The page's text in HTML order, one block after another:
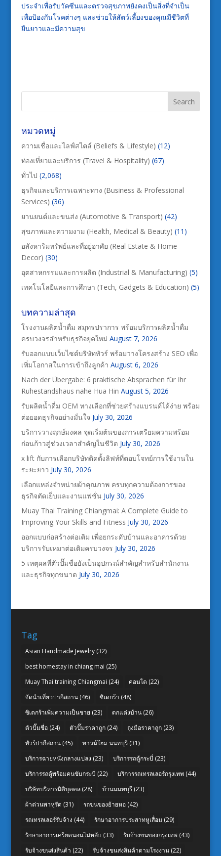
ประจำเพื่อรับวัคซีนและตรวจสุขภาพยังคงเป็นสิ่งที่จำเป็น
เพื่อป้องกันโรคต่างๆ และช่วยให้สัตว์เลี้ยงของคุณมีชีวิตที่
ยืนยาวและมีความสุข
หมวดหมู่
ความเชื่อและไลฟ์สไตล์ (Beliefs & Lifestyle) (12)
ท่องเที่ยวและบริการ (Travel & Hospitality) (67)
ทั่วไป (2,068)
ธุรกิจและบริการเฉพาะทาง (Business & Professional
Services) (36)
ยานยนต์และขนส่ง (Automotive & Transport) (42)
สุขภาพและความงาม (Health, Medical & Beauty) (11)
อสังหาริมทรัพย์และที่อยู่อาศัย (Real Estate & Home
Decor) (30)
อุตสาหกรรมและการผลิต (Industrial & Manufacturing) (5)
เทคโนโลยีและการศึกษา (Tech, Gadgets & Education) (5)
บทความล่าสุด
โรงงานผลิตน้ำดื่ม สมุทรปราการ พร้อมบริการผลิตน้ำดื่ม
ครบวงจรสำหรับธุรกิจยุคใหม่ August 7, 2026
รับออกแบบเว็บไซต์บริษัททัวร์ พร้อมวางโครงสร้าง SEO เพื่อ
เพิ่มโอกาสในการเข้าถึงลูกค้า August 6, 2026
Nach der Übergabe: 6 praktische Absprachen für Ihr
Ruhestandshaus nahe Hua Hin August 5, 2026
รับผลิตน้ำดื่ม OEM ทางเลือกที่ช่วยสร้างแบรนด์ได้ง่าย พร้อม
ต่อยอดธุรกิจอย่างมั่นใจ July 30, 2026
บริการวางฤกษ์มงคล จุดเริ่มต้นของการเตรียมความพร้อม
ก่อนก้าวสู่ช่วงเวลาสำคัญในชีวิต July 30, 2026
x lift กับการเลือกบริษัทติดตั้งลิฟท์ที่ตอบโจทย์การใช้งานใน
ระยะยาว July 30, 2026
เลือกแหล่งจำหน่ายผ้าคุณภาพ ครบทุกความต้องการของ
ธุรกิจตัดเย็บและงานแฟชั่น July 30, 2026
Muay Thai Training Chiangmai: A Complete Guide to
Improving Your Skills and Fitness July 30, 2026
ออกแบบก่อสร้างต่อเติม เพื่อยกระดับบ้านและอาคารด้วย
บริการรับเหมาต่อเติมครบวงจร July 30, 2026
5 เหตุผลที่ตัวปั๊มชื่อยังเป็นอุปกรณ์สำคัญสำหรับสำนักงาน
และธุรกิจทุกขนาด July 30, 2026
Tag
Asian Handmade Jewelry(32)
best homestay in chiang mai (25)
Muay Thai training Chiangmai (24) คอนโด (22)
จัดนำเที่ยวปากีสถาน(46) ซิเดกร้า (48)
ซิเดกร้าเพิ่มความเป็นชาย (23) ตกแต่งบ้าน(26)
ตัวปั๊มชื่อ(24) ตัวปั๊มราคาถูก(24) ถุงมือราคาถูก(23)
ทัวร์ปากีสถาน(45) ทาวน์โฮม นนทบุรี(31)
บริการฉายหนังกลางแปลง (23) บริการรถตู้กระบี่ (23)
บริการรถตู้พร้อมคนขับกระบี่ (22) บริการรถเทรลเลอร์กรุงเทพ (44)
บริษัทบริหารนิติบุคคล(28) บ้านนนทบุรี(23)
ผ้าต่วนพาหุรัด (31) รถขนของย้ายหอ(42)
รถเทรลเลอร์รับจ้าง (44) รักษาอาการประสาทหูเสื่อม (29)
รักษาอาการเครียดนอนไม่หลับ (33) รับจ้างขนของกรุงเทพ (43)
รับจ้างขนส่งสินค้า (22) รับจ้างขนส่งสินค้าตามโรงงาน(22)